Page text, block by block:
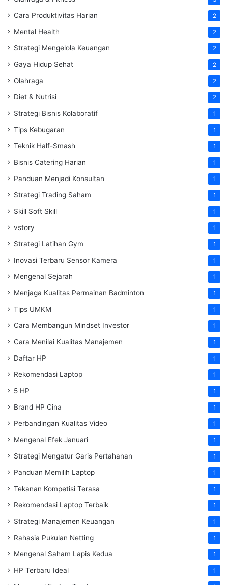
Cara Produktivitas Harian 2
Mental Health 2
Strategi Mengelola Keuangan 2
Gaya Hidup Sehat 2
Olahraga 2
Diet & Nutrisi 2
Strategi Bisnis Kolaboratif 1
Tips Kebugaran 1
Teknik Half-Smash 1
Bisnis Catering Harian 1
Panduan Menjadi Konsultan 1
Strategi Trading Saham 1
Skill Soft Skill 1
vstory 1
Strategi Latihan Gym 1
Inovasi Terbaru Sensor Kamera 1
Mengenal Sejarah 1
Menjaga Kualitas Permainan Badminton 1
Tips UMKM 1
Cara Membangun Mindset Investor 1
Cara Menilai Kualitas Manajemen 1
Daftar HP 1
Rekomendasi Laptop 1
5 HP 1
Brand HP Cina 1
Perbandingan Kualitas Video 1
Mengenal Efek Januari 1
Strategi Mengatur Garis Pertahanan 1
Panduan Memilih Laptop 1
Tekanan Kompetisi Terasa 1
Rekomendasi Laptop Terbaik 1
Strategi Manajemen Keuangan 1
Rahasia Pukulan Netting 1
Mengenal Saham Lapis Kedua 1
HP Terbaru Ideal 1